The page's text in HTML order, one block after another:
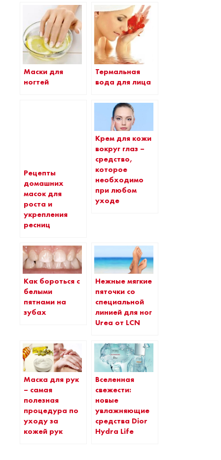
Маски для
ногтей
Термальная
вода для лица
Рецепты
домашних
масок для
роста и
укрепления
ресниц
Крем для кожи
вокруг глаз –
средство,
которое
необходимо
при любом
уходе
Как бороться с
белыми
пятнами на
зубах
Нежные мягкие
пяточки со
специальной
линией для ног
Urea от LCN
Маска для рук
– самая
полезная
процедура по
уходу за
кожей рук
Вселенная
свежести:
новые
увлажняющие
средства Dior
Hydra Life